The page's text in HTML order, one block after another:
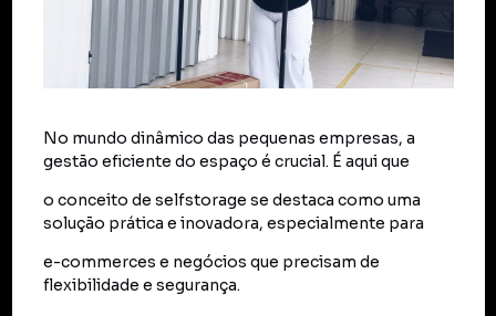
No mundo dinâmico das pequenas empresas, a
gestão eficiente do espaço é crucial. É aqui que
o conceito de selfstorage se destaca como uma
solução prática e inovadora, especialmente para
e-commerces e negócios que precisam de
flexibilidade e segurança.